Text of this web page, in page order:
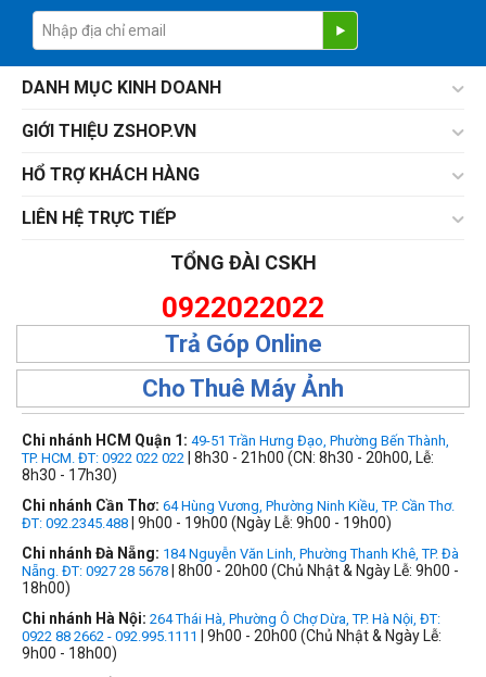
DANH MỤC KINH DOANH
GIỚI THIỆU ZSHOP.VN
HỔ TRỢ KHÁCH HÀNG
LIÊN HỆ TRỰC TIẾP
TỔNG ĐÀI CSKH
0922022022
Trả Góp Online
Cho Thuê Máy Ảnh
Chi nhánh HCM Quận 1: 49-51 Trần Hưng Đạo, Phường Bến Thành,
TP. HCM. ĐT: 0922 022 022 | 8h30 - 21h00 (CN: 8h30 - 20h00, Lễ:
8h30 - 17h30)
Chi nhánh Cần Thơ: 64 Hùng Vương, Phường Ninh Kiều, TP. Cần Thơ.
ĐT: 092.2345.488 | 9h00 - 19h00 (Ngày Lễ: 9h00 - 19h00)
Chi nhánh Đà Nẵng: 184 Nguyễn Văn Linh, Phường Thanh Khê, TP. Đà
Nẵng. ĐT: 0927 28 5678 | 8h00 - 20h00 (Chủ Nhật & Ngày Lễ: 9h00 -
18h00)
Chi nhánh Hà Nội: 264 Thái Hà, Phường Ô Chợ Dừa, TP. Hà Nội, ĐT:
0922 88 2662 - 092.995.1111
| 9h00 - 20h00 (Chủ Nhật & Ngày Lễ:
9h00 - 18h00)